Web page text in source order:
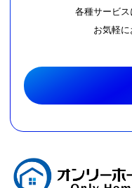
各種サービス
お気軽